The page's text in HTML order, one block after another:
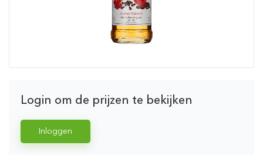
Login om de prijzen te bekijken
Inloggen